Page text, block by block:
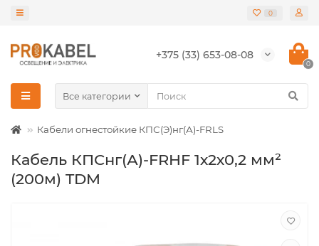
0
+375 (33) 653-08-08
0
Все категории
Кабели огнестойкие КПС(Э)нг(А)-FRLS
Кабель КПСнг(А)-FRHF 1х2х0,2 мм²
(200м) TDM